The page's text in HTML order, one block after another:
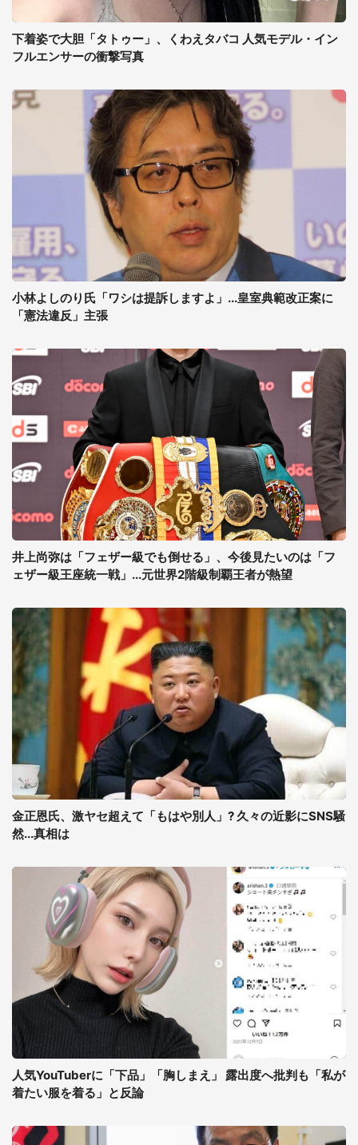
下着姿で大胆「タトゥー」、くわえタバコ 人気モデル・イン
フルエンサーの衝撃写真
小林よしのり氏「ワシは提訴しますよ」...皇室典範改正案に
「憲法違反」主張
井上尚弥は「フェザー級でも倒せる」、今後見たいのは「フ
ェザー級王座統一戦」...元世界2階級制覇王者が熱望
金正恩氏、激ヤセ超えて「もはや別人」? 久々の近影にSNS騒
然...真相は
人気YouTuberに「下品」「胸しまえ」 露出度へ批判も「私が
着たい服を着る」と反論